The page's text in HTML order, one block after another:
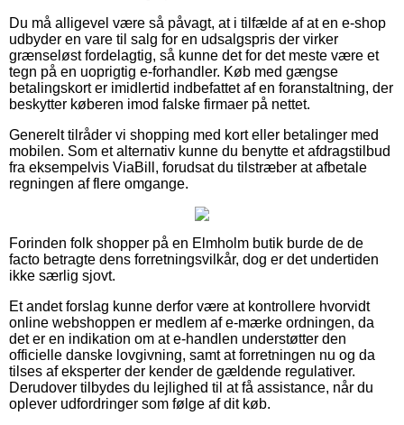
Du må alligevel være så påvagt, at i tilfælde af at en e-shop
udbyder en vare til salg for en udsalgspris der virker
grænseløst fordelagtig, så kunne det for det meste være et
tegn på en uoprigtig e-forhandler. Køb med gængse
betalingskort er imidlertid indbefattet af en foranstaltning, der
beskytter køberen imod falske firmaer på nettet.
Generelt tilråder vi shopping med kort eller betalinger med
mobilen. Som et alternativ kunne du benytte et afdragstilbud
fra eksempelvis ViaBill, forudsat du tilstræber at afbetale
regningen af flere omgange.
Forinden folk shopper på en Elmholm butik burde de de
facto betragte dens forretningsvilkår, dog er det undertiden
ikke særlig sjovt.
Et andet forslag kunne derfor være at kontrollere hvorvidt
online webshoppen er medlem af e-mærke ordningen, da
det er en indikation om at e-handlen understøtter den
officielle danske lovgivning, samt at forretningen nu og da
tilses af eksperter der kender de gældende regulativer.
Derudover tilbydes du lejlighed til at få assistance, når du
oplever udfordringer som følge af dit køb.